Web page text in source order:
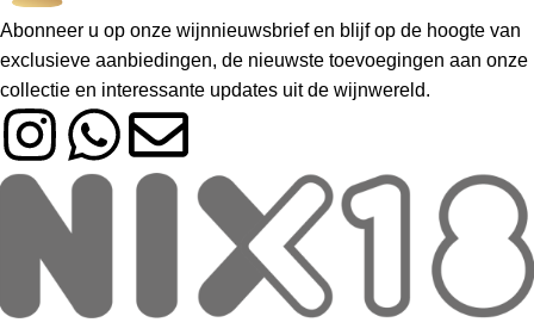
Abonneer u op onze wijnnieuwsbrief en blijf op de hoogte van
exclusieve aanbiedingen, de nieuwste toevoegingen aan onze
collectie en interessante updates uit de wijnwereld.